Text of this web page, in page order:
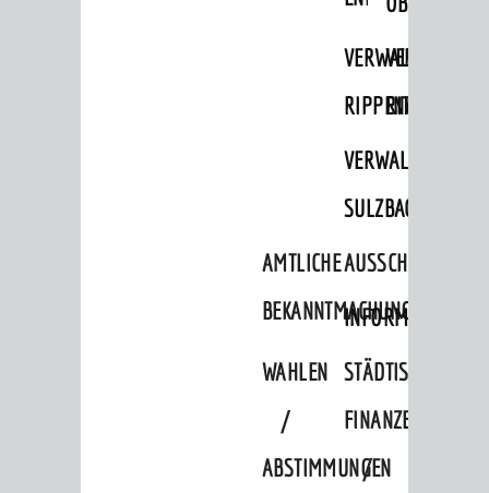
RIPPENWEIER
SULZBACH
AMTLICHE
BEKANNTMACHUNGEN
WAHLEN
/
ABSTIMMUNGEN
STÄDTISCHE
FINANZEN
/
STADTPLAN / GEOPORTAL
© Stadt Weinheim 2026
Kontakt